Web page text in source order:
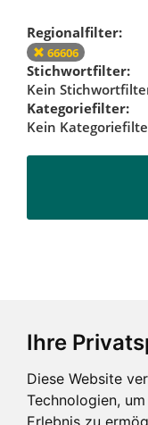
Ihre
Diese Website
Technologien,
Erlebnis zu
Regionalfilter:
66606
Stichwortfilter:
Kein
Kategoriefilter:
Kein